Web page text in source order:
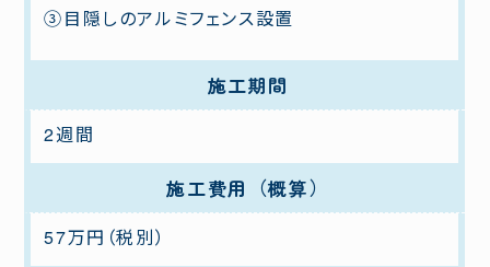
③目隠しのアルミフェンス設置
施工期間
2週間
施工費用（概算）
57万円（税別）